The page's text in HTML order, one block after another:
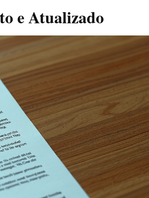
e Atualizado